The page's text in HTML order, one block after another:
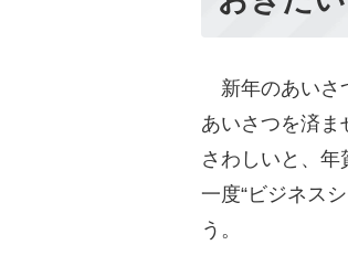
新年のあいさ
あいさつを済ま
さわしいと、
一度“ビジネス
う。